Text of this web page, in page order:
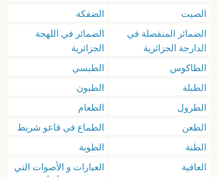
الصيت
الضفكة
الضمائر المنفصلة في
الدارجة الجزائرية
الضمائر في اللهجة
الجزائرية
الطاكوس
الطبسي
الطبلة
الطبون
الطرول
الطعام
الطعن
الطماع في قاعو شريط
الطنة
الطوبة
العافية
العبارات و الأصوات التي